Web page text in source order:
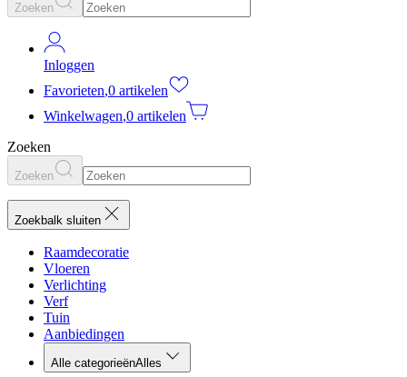
Zoeken
Inloggen
Favorieten,0 artikelen
Winkelwagen,0 artikelen
Zoeken
Zoeken
Zoekbalk sluiten
Raamdecoratie
Vloeren
Verlichting
Verf
Tuin
Aanbiedingen
Alle categorieënAlles